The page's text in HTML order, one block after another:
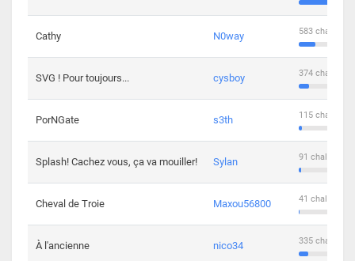
Cathy N0way 583
SVG ! Pour toujours... cysboy 374
PorNGate s3th 115
Splash! Cachez vous, ça va mouiller! Sylan 91
Cheval de Troie Maxou56800 41
À l'ancienne nico34 335